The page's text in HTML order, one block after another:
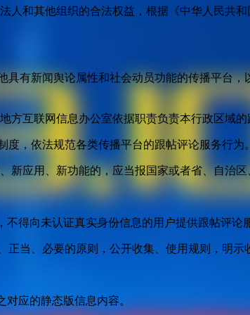
人和其他组织的合法权益，根据《中华人民共
有新闻舆论属性和社会动员功能的传播平台
方互联网信息办公室依据职责负责本行政区域
度，依法规范各类传播平台的跟帖评论服务行为
新应用、新功能的，应当报国家或者省、自治
不得向未认证真实身份信息的用户提供跟帖评论
正当、必要的原则，公开收集、使用规则，明
应的静态版信息内容。